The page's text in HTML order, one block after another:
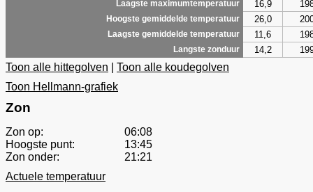
Laagste maximumtemperatuur 16,9
Hoogste gemiddelde temperatuur 26,0
Laagste gemiddelde temperatuur 11,6
Langste zonduur 14,2
Toon alle hittegolven
Toon alle koudegolven
Toon Hellmann-grafiek
Zon
Zon op:
06:08
Hoogste punt:
13:45
Zon onder:
21:21
Actuele temperatuur